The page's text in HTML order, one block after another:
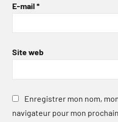
E-mail *
Site web
Enregistrer mon nom,
navigateur pour mon